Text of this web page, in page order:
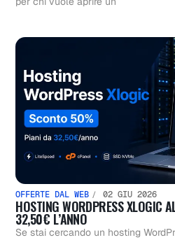
OFFERTE DAL WEB 02 GIU 2026
HOSTING WORDPRESS XLOGIC
32,50€ L’ANNO
Se stai cercando un hosting